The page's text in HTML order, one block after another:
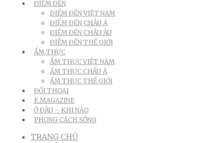
ĐIỂM ĐẾN
ĐIỂM ĐẾN VIỆT NAM
ĐIỂM ĐẾN CHÂU Á
ĐIỂM ĐẾN CHÂU ÂU
ĐIỂM ĐẾN THẾ GIỚI
ẨM THỰC
ẨM THỰC VIỆT NAM
ẨM THỰC CHÂU Á
ẨM THỰC THẾ GIỚI
ĐỐI THOẠI
E.MAGAZINE
Ở ĐÂU – KHI NÀO
PHONG CÁCH SỐNG
TRANG CHỦ